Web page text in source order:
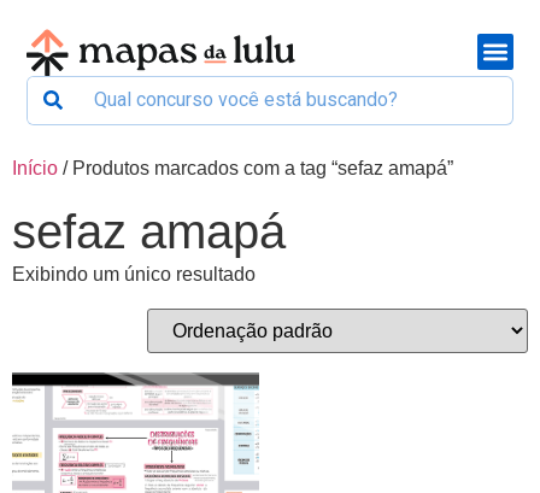
Início / Produtos marcados com a tag “sefaz amapá”
sefaz amapá
Exibindo um único resultado